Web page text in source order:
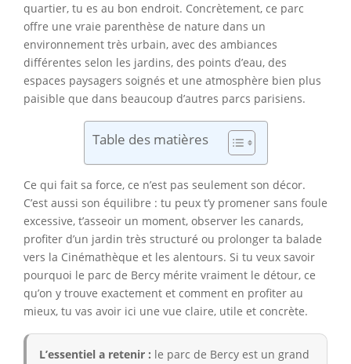
quartier, tu es au bon endroit. Concrètement, ce parc
offre une vraie parenthèse de nature dans un
environnement très urbain, avec des ambiances
différentes selon les jardins, des points d’eau, des
espaces paysagers soignés et une atmosphère bien plus
paisible que dans beaucoup d’autres parcs parisiens.
Table des matières
Ce qui fait sa force, ce n’est pas seulement son décor.
C’est aussi son équilibre : tu peux t’y promener sans foule
excessive, t’asseoir un moment, observer les canards,
profiter d’un jardin très structuré ou prolonger ta balade
vers la Cinémathèque et les alentours. Si tu veux savoir
pourquoi le parc de Bercy mérite vraiment le détour, ce
qu’on y trouve exactement et comment en profiter au
mieux, tu vas avoir ici une vue claire, utile et concrète.
L’essentiel a retenir : le parc de Bercy est un grand